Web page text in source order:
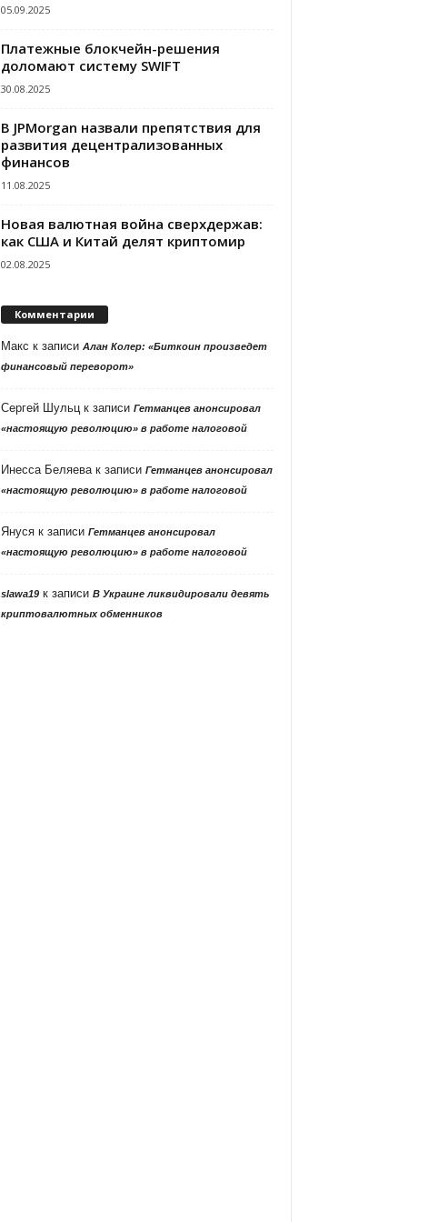
05.09.2025
Платежные блокчейн-решения
доломают систему SWIFT
30.08.2025
В JPMorgan назвали препятствия для
развития децентрализованных
финансов
11.08.2025
Новая валютная война сверхдержав:
как США и Китай делят криптомир
02.08.2025
Комментарии
Макс к записи Алан Колер: «Биткоин произведет
финансовый переворот»
Сергей Шульцк записи Гетманцев анонсировал
«настоящую революцию» в работе налоговой
Инесса Беляевак записи Гетманцев анонсировал
«настоящую революцию» в работе налоговой
Янусяк записи Гетманцев анонсировал
«настоящую революцию» в работе налоговой
slawa19к записи В Украине ликвидировали девять
криптовалютных обменников